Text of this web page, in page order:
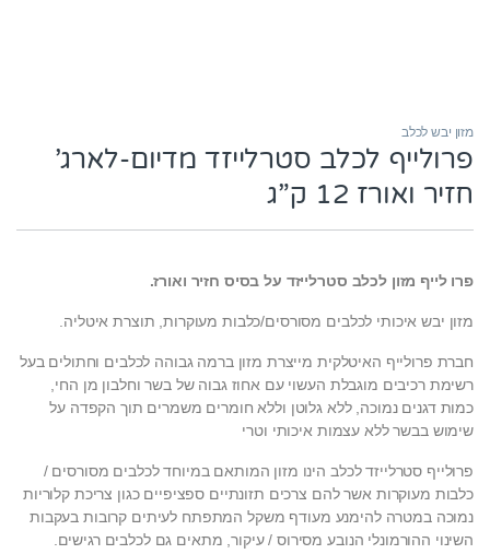
מזון יבש לכלב
פרולייף לכלב סטרלייזד מדיום-לארג’
חזיר ואורז 12 ק”ג
פרו לייף מזון לכלב סטרלייזד על בסיס חזיר ואורז.
מזון יבש איכותי לכלבים מסורסים/כלבות מעוקרות, תוצרת איטליה.
חברת פרולייף האיטלקית מייצרת מזון ברמה גבוהה לכלבים וחתולים בעל
רשימת רכיבים מוגבלת העשוי עם אחוז גבוה של בשר וחלבון מן החי,
כמות דגנים נמוכה, ללא גלוטן וללא חומרים משמרים תוך הקפדה על
שימוש בבשר ללא עצמות איכותי וטרי
פרולייף סטרלייזד לכלב הינו מזון המותאם במיוחד לכלבים מסורסים /
כלבות מעוקרות אשר להם צרכים תזונתיים ספציפיים כגון צריכת קלוריות
נמוכה במטרה להימנע מעודף משקל המתפתח לעיתים קרובות בעקבות
השינוי ההורמונלי הנובע מסירוס / עיקור, מתאים גם לכלבים רגישים.